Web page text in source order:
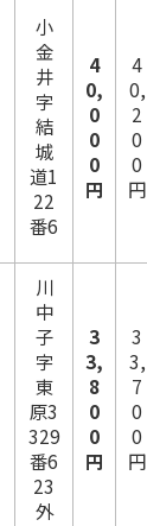
小
金
井
字
結
城
道1
22
番6
4
0,
0
0
0
円
4
0,
2
0
0
円
川
中
子
字
東
原3
329
番6
23
外
3
3,
8
0
0
円
3
3,
7
0
0
円